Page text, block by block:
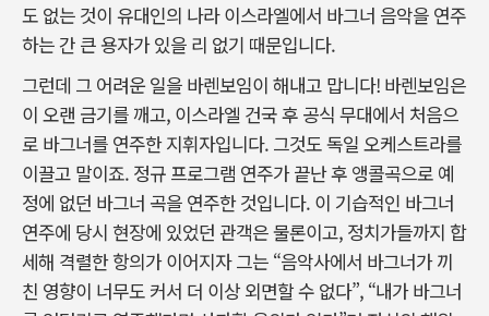
도 없는 것이 유대인의 나라 이스라엘에서 바그너 음악을 연주
하는 간 큰 용자가 있을 리 없기 때문입니다.
그런데 그 어려운 일을 바렌보임이 해내고 맙니다! 바렌보임은
이 오랜 금기를 깨고, 이스라엘 건국 후 공식 무대에서 처음으
로 바그너를 연주한 지휘자입니다. 그것도 독일 오케스트라를
이끌고 말이죠. 정규 프로그램 연주가 끝난 후 앵콜곡으로 예
정에 없던 바그너 곡을 연주한 것입니다. 이 기습적인 바그너
연주에 당시 현장에 있었던 관객은 물론이고, 정치가들까지 합
세해 격렬한 항의가 이어지자 그는 “음악사에서 바그너가 끼
친 영향이 너무도 커서 더 이상 외면할 수 없다”, “내가 바그너